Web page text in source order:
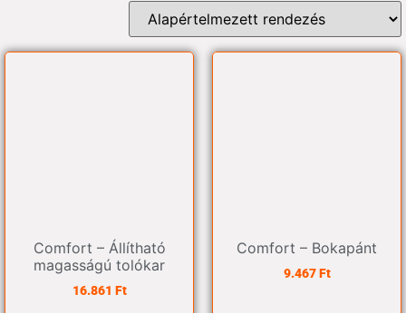
Comfort – Állítható
magasságú tolókar
16.861 Ft
Comfort – Bokapánt
9.467Ft